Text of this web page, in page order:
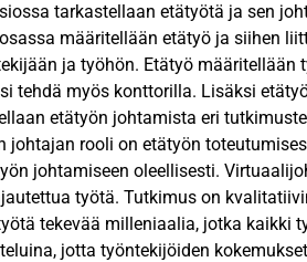
tarkastellaan etätyötä ja sen
määritellään etätyö ja siihen
ja työhön. Etätyö määritellään
tehdä myös konttorilla. Lisäksi
etätyön johtamista eri
rooli on etätyön
johtamiseen oleellisesti.
työtä. Tutkimus on
tekevää milleniaalia, jotka kaikki
jotta työntekijöiden